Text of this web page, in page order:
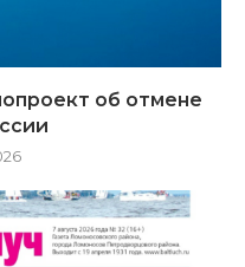
об отмене